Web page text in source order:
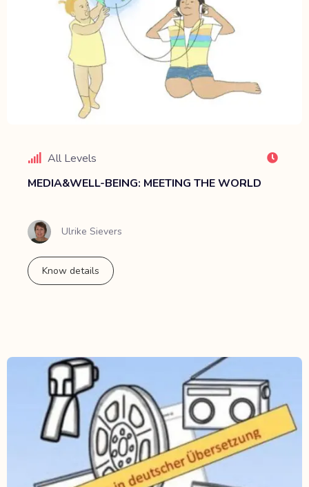
All Levels
MEDIA&WELL-BEING: MEETING THE WORLD
Ulrike Sievers
Know details